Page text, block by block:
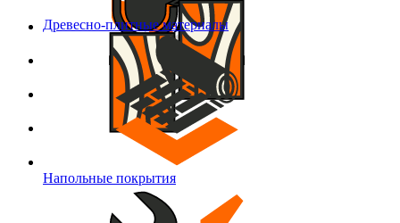
Древесно-плитные материалы
Напольные покрытия